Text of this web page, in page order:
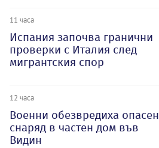
11 часа
Испания започва гранични
проверки с Италия след
мигрантския спор
12 часа
Военни обезвредиха опасен
снаряд в частен дом във
Видин